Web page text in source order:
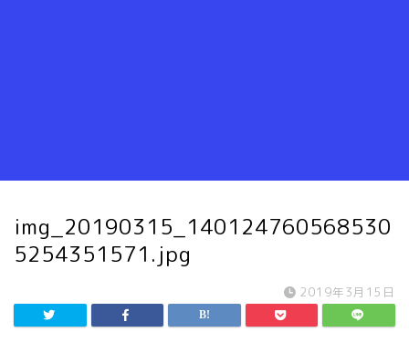
img_20190315_140124760568530
5254351571.jpg
2019年3月15日